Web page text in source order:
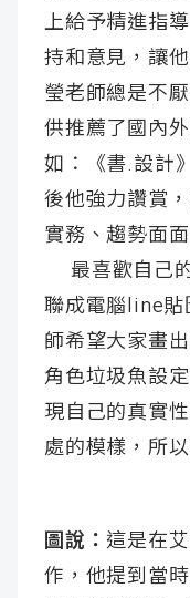
上給予精進指
持和意見，讓
瑩老師總是不
供推薦了國內
如：《書.設計
後他強力讚賞
實務、趨勢面
最喜歡自己
聯成電腦line貼
師希望大家畫
角色垃圾魚設
現自己的真實
處的模樣，所
圖說： 這是在
作，他提到當